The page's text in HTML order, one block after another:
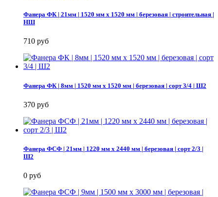
Фанера ФК | 21мм | 1520 мм х 1520 мм | березовая | строительная |
НШ
710 руб
Фанера ФК | 8мм | 1520 мм х 1520 мм | березовая | сорт 3/4 | Ш2
370 руб
Фанера ФСФ | 21мм | 1220 мм х 2440 мм | березовая | сорт 2/3 |
Ш2
0 руб